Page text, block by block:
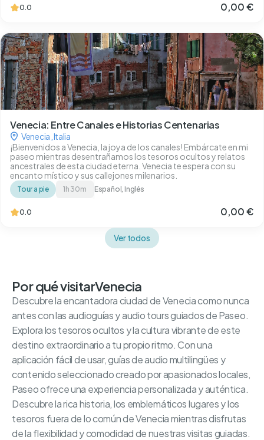
0.0 0,00 €
Venecia: Entre Canales e Historias Centenarias
Venecia Italia
¡Bienvenidos a Venecia, la joya de los canales! Embárcate en mi
paseo mientras desentrañamos los tesoros ocultos y relatos
ancestrales de esta ciudad eterna. Venecia te espera con su
encanto místico y sus callejones milenarios.
Tour a pie 1h 30m Español, Inglés
0.0 0,00 €
Ver todos
Por qué visitarVenecia
Descubre la encantadora ciudad de Venecia como nunca
antes con las audioguías y audio tours guiados de Paseo.
Explora los tesoros ocultos y la cultura vibrante de este
destino extraordinario a tu propio ritmo. Con una
aplicación fácil de usar, guías de audio multilingües y
contenido seleccionado creado por apasionados locales,
Paseo ofrece una experiencia personalizada y auténtica.
Descubre la rica historia, los emblemáticos lugares y los
tesoros fuera de lo común de Venecia mientras disfrutas
de la flexibilidad y comodidad de nuestras visitas guiadas.